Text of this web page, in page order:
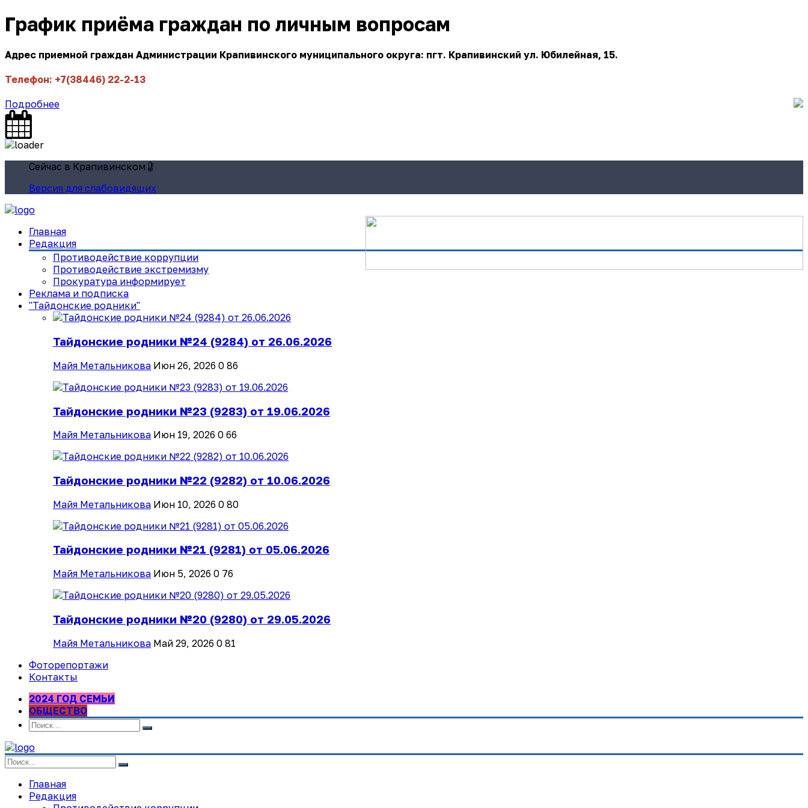
График приёма граждан по личным вопросам
Адрес приемной граждан Администрации Крапивинского муниципального округа: пгт. Крапивинский ул. Юбилейная, 15.
Телефон: +7(38446) 22-2-13
Подробнее
Сейчас в Крапивинском
Версия для слабовидящих
Главная
Редакция
Противодействие коррупции
Противодействие экстремизму
Прокуратура информирует
Реклама и подписка
"Тайдонские родники"
Тайдонские родники №24 (9284) от 26.06.2026
Майя Метальникова Июн 26, 2026 0 86
Тайдонские родники №23 (9283) от 19.06.2026
Майя Метальникова Июн 19, 2026 0 66
Тайдонские родники №22 (9282) от 10.06.2026
Майя Метальникова Июн 10, 2026 0 80
Тайдонские родники №21 (9281) от 05.06.2026
Майя Метальникова Июн 5, 2026 0 76
Тайдонские родники №20 (9280) от 29.05.2026
Майя Метальникова Май 29, 2026 0 81
Фоторепортажи
Контакты
2024 ГОД СЕМЬИ
ОБЩЕСТВО
Главная
Редакция